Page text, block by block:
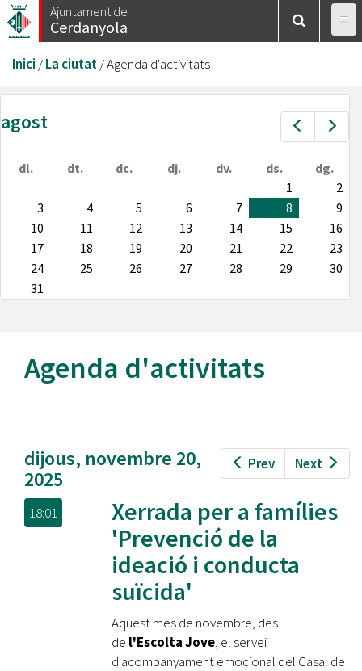
Vés
al
Ajuntament de
Cerdanyola
Esteu
aquí
Inici /La ciutat/Agenda d'activitats
Prev
agost
dl. dt. dc. dj. dv. ds.
dg.
1
2
3
4 5 6 7 8
9
10
11 12 13 14 15
16
17
18 19 20 21 22
23
24
25 26 27 28 29
30
31
Agenda d'activitats
Prev Next
dijous, novembre 20,
2025
18:01
Xerrada per a famílies
'Prevenció de la
ideació i conducta
suïcida'
Aquest mes de novembre, des
de l'Escolta Jove, el servei
d'acompanyament emocional del Casal de